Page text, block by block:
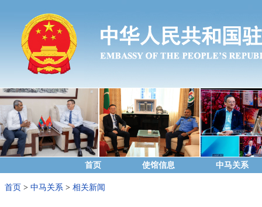
首页 使馆信息 中马关系
首页 > 中马关系 > 相关新闻